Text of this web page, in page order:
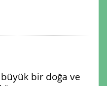
büyük bir doğa ve